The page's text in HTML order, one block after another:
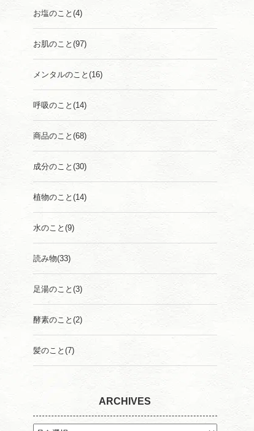
お塩のこと (4)
お肌のこと (97)
メンタルのこと (16)
呼吸のこと (14)
商品のこと (68)
成分のこと (30)
植物のこと (14)
水のこと (9)
読み物(33)
足湯のこと (3)
酵素のこと (2)
髪のこと (7)
ARCHIVES